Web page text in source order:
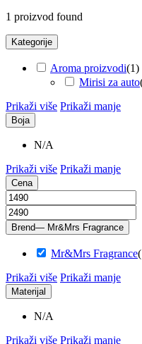
1 proizvod found
Kategorije
Aroma proizvodi(1)
Mirisi za auto
Prikaži više Prikaži manje
Boja
N/A
Prikaži više Prikaži manje
Cena
Brend— Mr&Mrs Fragrance
Mr&Mrs Fragrance(
Prikaži više Prikaži manje
Materijal
N/A
Prikaži više Prikaži manje